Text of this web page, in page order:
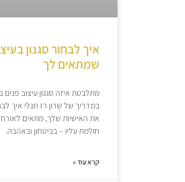
איך לבחור סגנון
שמתאים לך
מתלבטת איזה סגנון עיצוב
במדריך של שָׁרוֹן רז תגלי איך
את האישיות שלך, מתאים
חולמת עליו – בביטחון ובאהבה.
קרא עוד »